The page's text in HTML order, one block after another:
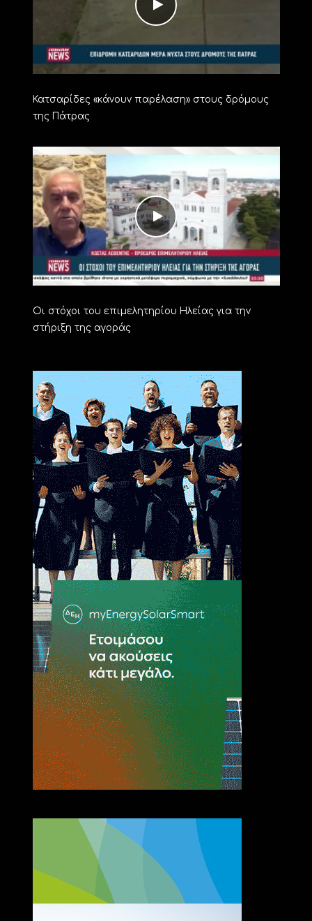
Κατσαρίδες «κάνουν παρέλαση» στους δρόμους
της Πάτρας
Οι στόχοι του επιμελητηρίου Ηλείας για την
στήριξη της αγοράς